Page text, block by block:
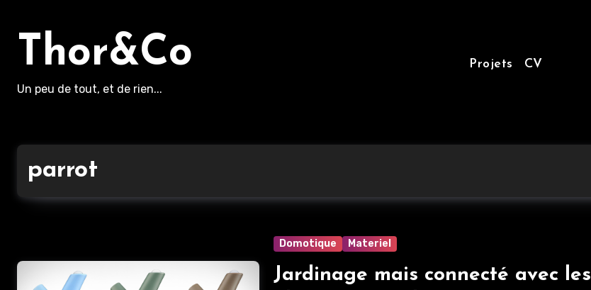
principalThor&Co
Un peu de tout, et de rien...
Projets CV
parrot
Domotique Materiel
Jardinage mais connecté avec les